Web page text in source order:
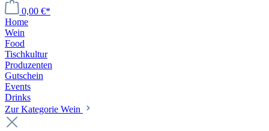
0,00 €*
Home
Wein
Food
Tischkultur
Produzenten
Gutschein
Events
Drinks
Zur Kategorie Wein